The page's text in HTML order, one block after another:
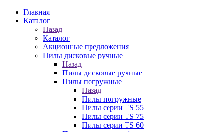
Главная
Каталог
Назад
Каталог
Акционные предложения
Пилы дисковые ручные
Назад
Пилы дисковые ручные
Пилы погружные
Назад
Пилы погружные
Пилы серии TS 55
Пилы серии TS 75
Пилы серии TS 60